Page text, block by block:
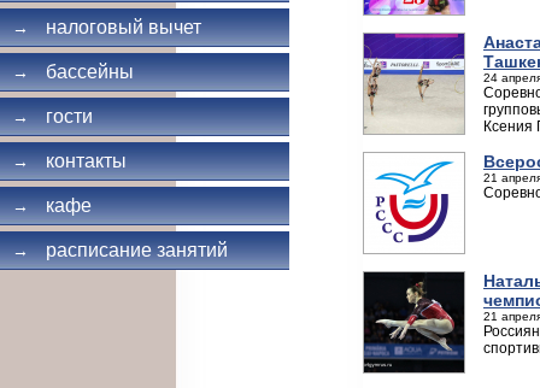
→ налоговый вычет
→ бассейны
→ гости
→ контакты
→ кафе
→ расписание занятий
24
Ксения
21
21